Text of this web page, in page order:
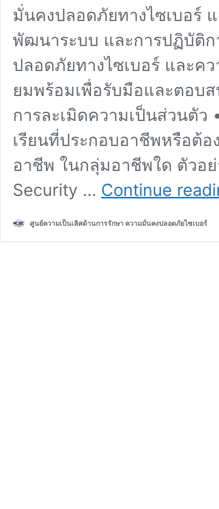
มั่นคงปลอดภัยทางไซเบอร์
พัฒนาระบบ และการปฏิบัติก
ปลอดภัยทางไซเบอร์ และค
ยมพร้อมเพื่อรับมือและตอบ
การละเมิดความเป็นส่วนตั
เรียนที่ประกอบอาชีพหรือต้
อาชีพ ในกลุ่มอาชีพใด ตัวอย่
Security … Continue
ศูนย์ความเป็นเลิศด้านการรักษา ความมั่นคงปลอดภัยไซเบอร์